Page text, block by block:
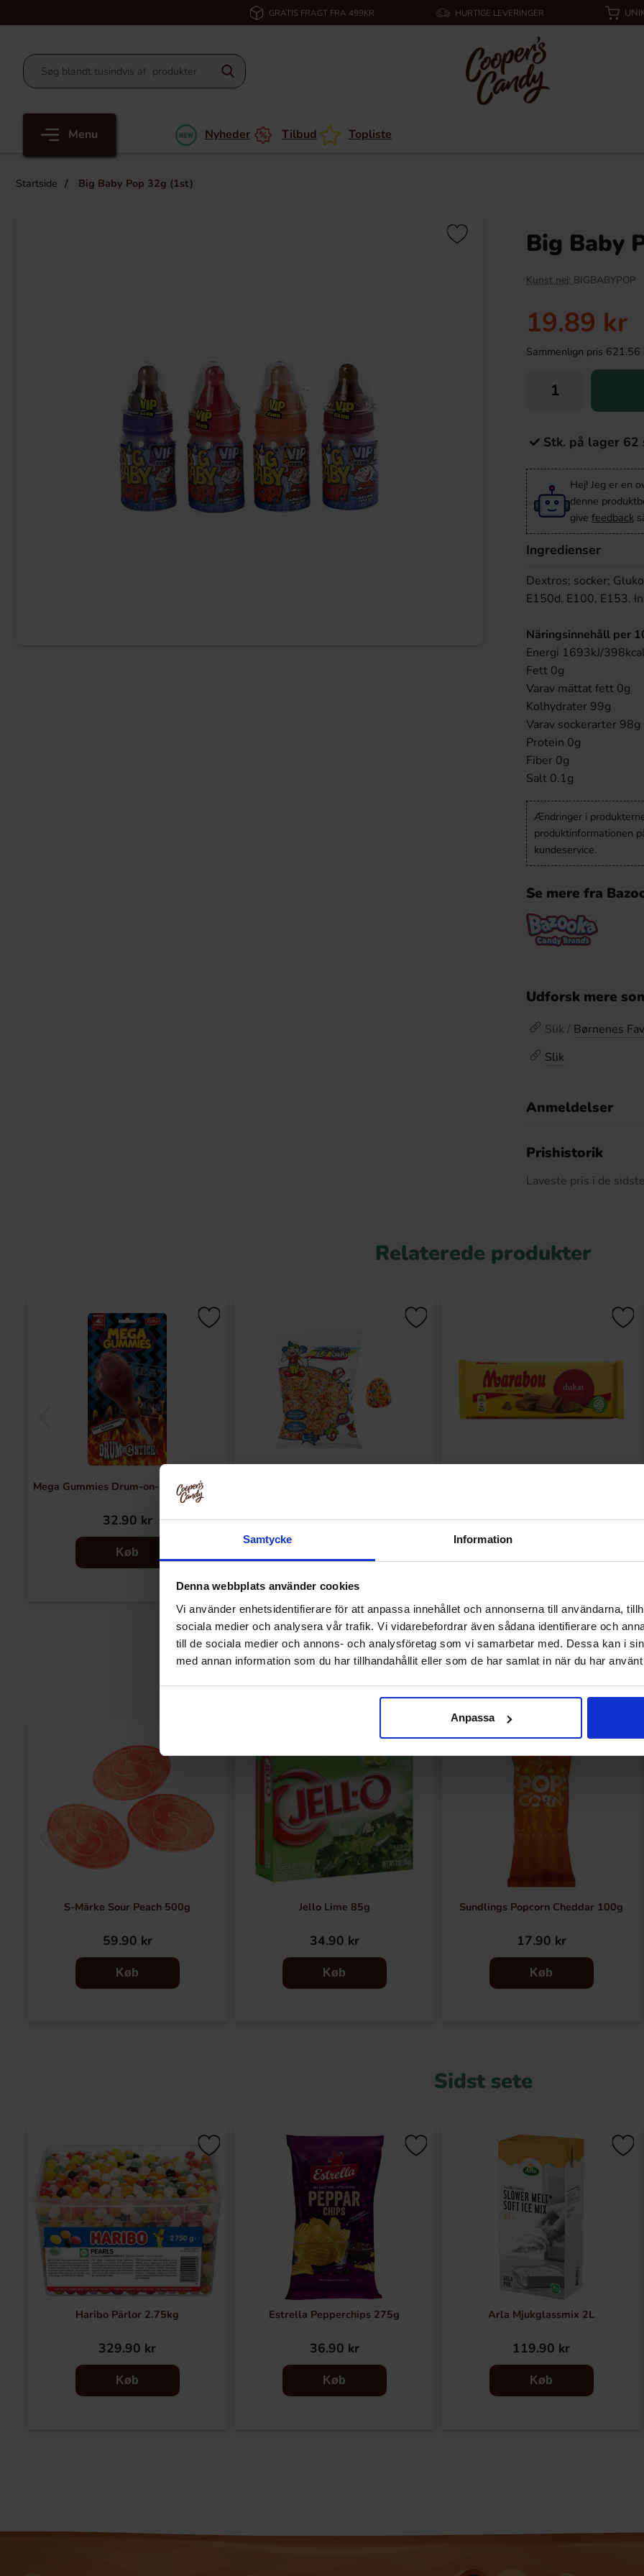
Samtycke Information
Denna webbplats använder cookies
Vi använder enhetsidentifierare för att anpassa innehållet och annonserna till användarna,
sociala medier och analysera vår trafik. Vi vidarebefordrar även sådana identifierare och
till de sociala medier och annons- och analysföretag som vi samarbetar med. Dessa kan i
med annan information som du har tillhandahållit eller som de har samlat in när du har
Anpassa
GRATIS FRAGT FRA 499KR HURTIGE LEVERINGER
Menu Nyheder Tilbud Topliste
Startside Big Baby Pop 32g (1st)
Big Baby
Kunst nej: BIGBABYPOP
19.89 kr
Sammenlign pris
Stk. på lager 62
Hej! Jeg er en
denne
give feedback
Ingredienser
Dextros; socker;
E150d, E100, E153.
Näringsinnehåll per
Energi 1693kJ/
Fett 0g
Varav mättat fett 0g
Kolhydrater 99g
Varav sockerarter 98g
Protein 0g
Fiber 0g
Salt 0.1g
Ændringer i
produktinformationen
kundeservice.
Se mere fra
Udforsk mere
Slik / Børnenes
Slik
Anmeldelser
Prishistorik
Laveste pris i de
Relaterede produkter
Mega Gummies Drum-on-a-Stick 120g
32.90 kr
Køb
109.90 kr 22.90 kr
Andre kunne lide
S-Märke Sour Peach 500g
59.90 kr
Køb
Jello Lime 85g
34.90 kr
Køb
Sundlings Popcorn Cheddar 100g
17.90 kr
Køb
Sidst sete
Haribo Pärlor 2.75kg
329.90 kr
Køb
Estrella Pepperchips 275g
36.90 kr
Køb
Arla Mjukglassmix 2L
119.90 kr
Køb